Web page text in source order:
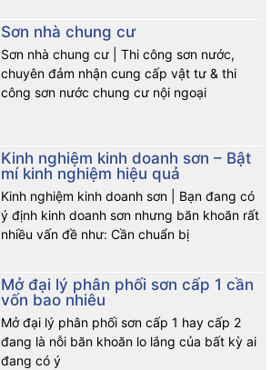
Sơn nhà chung cư
Sơn nhà chung cư | Thi công sơn nước,
chuyên đảm nhận cung cấp vật tư & thi
công sơn nước chung cư nội ngoại
Kinh nghiệm kinh doanh sơn – Bật
mí kinh nghiệm hiệu quả
Kinh nghiệm kinh doanh sơn | Bạn đang có
ý định kinh doanh sơn nhưng băn khoăn rất
nhiều vấn đề như: Cần chuẩn bị
Mở đại lý phân phối sơn cấp 1 cần
vốn bao nhiêu
Mở đại lý phân phối sơn cấp 1 hay cấp 2
đang là nỗi băn khoăn lo lắng của bất kỳ ai
đang có ý